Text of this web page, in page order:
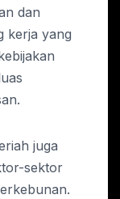
dan
kerja yang
juga
sektor